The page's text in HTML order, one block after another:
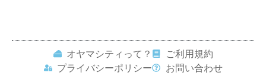
オヤマシティって？
ご利用規約
プライバシーポリシー
お問い合わせ